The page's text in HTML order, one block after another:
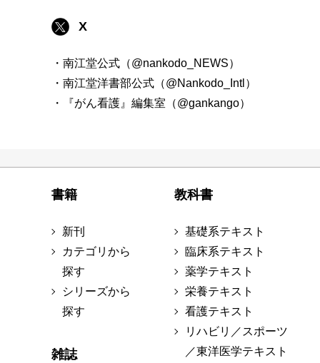
X
・南江堂公式（@nankodo_NEWS）
・南江堂洋書部公式（@Nankodo_Intl）
・『がん看護』編集室（@gankango）
書籍
新刊
カテゴリから
探す
シリーズから
探す
雑誌
教科書
基礎系テキスト
臨床系テキスト
薬学テキスト
栄養テキスト
看護テキスト
リハビリ／スポーツ
／東洋医学テキスト